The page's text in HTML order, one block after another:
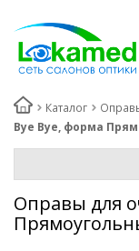
Каталог
Bye Bye, форма
Оправы для